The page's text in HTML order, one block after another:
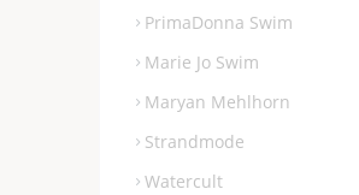
PrimaDonna Swim
Marie Jo Swim
Maryan Mehlhorn
Strandmode
Watercult